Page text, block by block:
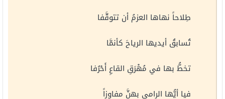
طِلاحاً نهاها العزمُ أن تتوقَّفا
تُسابقُ أيديها الرياحَ كأنمَّا
تخطُّ بها في مُهْرَقِ القاعِ أَحْرُفا
فيا أيُّها الرامي بهنَّ مفاوزاً